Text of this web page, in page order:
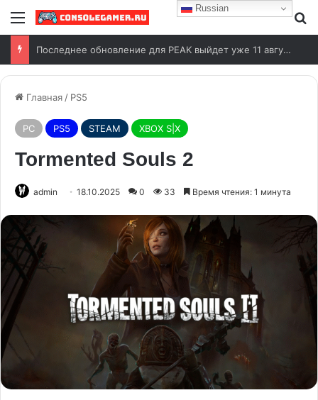
Последнее обновление для PEAK выйдет уже 11 августа
Главная / PS5
PC PS5 STEAM XBOX S|X
Tormented Souls 2
admin 18.10.2025 0 33 Время чтения: 1 минута
Russian